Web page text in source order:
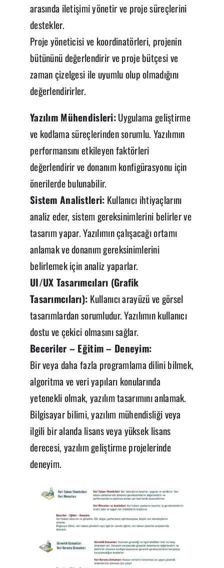
arasında iletişimi yönetir ve proje süreçlerini
destekler.
Proje yöneticisi ve koordinatörleri, projenin
bütününü değerlendirir ve proje bütçesi ve
zaman çizelgesi ile uyumlu olup olmadığını
değerlendirirler.
Yazılım Mühendisleri:Uygulama geliştirme
ve kodlama süreçlerinden sorumlu. Yazılımın
performansını etkileyen faktörleri
değerlendirir ve donanım konfigürasyonu için
önerilerde bulunabilir.
Sistem Analistleri: Kullanıcı ihtiyaçlarını
analiz eder, sistem gereksinimlerini belirler ve
tasarım yapar. Yazılımın çalışacağı ortamı
anlamak ve donanım gereksinimlerini
belirlemek için analiz yaparlar.
UI/UX Tasarımcıları (Grafik
Tasarımcıları): Kullanıcı arayüzü ve görsel
tasarımlardan sorumludur. Yazılımın kullanıcı
dostu ve çekici olmasını sağlar.
Beceriler – Eğitim – Deneyim:
Bir veya daha fazla programlama dilini bilmek,
algoritma ve veri yapıları konularında
yetenekli olmak, yazılım tasarımını anlamak.
Bilgisayar bilimi, yazılım mühendisliği veya
ilgili bir alanda lisans veya yüksek lisans
derecesi, yazılım geliştirme projelerinde
deneyim.